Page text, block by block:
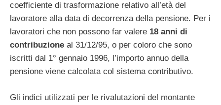
coefficiente di trasformazione relativo all’età del
lavoratore alla data di decorrenza della pensione. Per i
lavoratori che non possono far valere 18 anni di
contribuzione al 31/12/95, o per coloro che sono
iscritti dal 1° gennaio 1996, l’importo annuo della
pensione viene calcolata col sistema contributivo.
Gli indici utilizzati per le rivalutazioni del montante